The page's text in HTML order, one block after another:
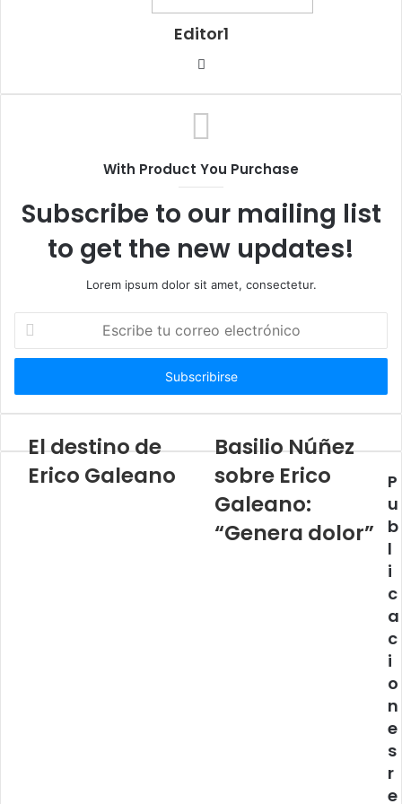
Editor1
Sitio
With Product You Purchase
Subscribe to our mailing list
to get the new updates!
Lorem ipsum dolor sit amet, consectetur.
correo
El destino de
Erico Galeano
Basilio Núñez
sobre Erico
Galeano:
“Genera dolor”
P
u
b
l
i
c
a
c
i
o
n
e
s
r
e